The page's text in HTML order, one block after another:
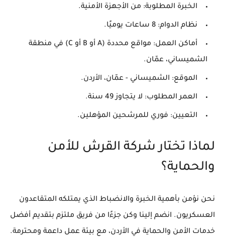
الخبرة المطلوبة: من الأجهزة الأمنية.
نظام الدوام:
أماكن العمل:
مواقع محددة (A أو B أو C) في منطقة
الشميساني، عمّان.
الموقع: الشميساني - عمّان، الأردن.
العمر المطلوب: لا يتجاوز 49 سنة.
التعيين: فوري للمرشحين المؤهلين.
لماذا تختار شركة القرش للأمن
والحماية؟
نحن نؤمن بأهمية الخبرة والانضباط الذي يمتلكه المتقاعدون
العسكريون. انضم إلينا وكن جزءًا من فريق ملتزم بتقديم أفضل
خدمات الأمن والحماية في الأردن، مع بيئة عمل داعمة ومحترمة.